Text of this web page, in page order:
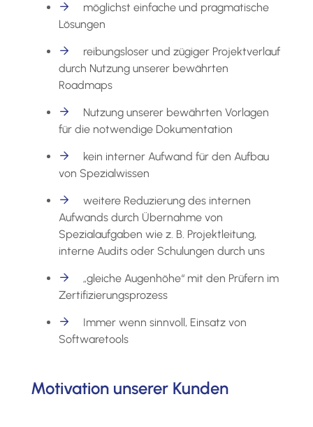
möglichst einfache und pragmatische
Lösungen
reibungsloser und zügiger Projektverlauf
durch Nutzung unserer bewährten
Roadmaps
Nutzung unserer bewährten Vorlagen
für die notwendige Dokumentation
kein interner Aufwand für den Aufbau
von Spezialwissen
weitere Reduzierung des internen
Aufwands durch Übernahme von
Spezialaufgaben wie z. B. Projektleitung,
interne Audits oder Schulungen durch uns
„gleiche Augenhöhe“ mit den Prüfern im
Zertifizierungsprozess
Immer wenn sinnvoll, Einsatz von
Softwaretools
Motivation unserer Kunden